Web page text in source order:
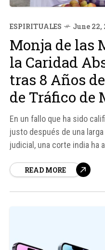
ESPIRITUALES June 22,
Monja de las
la Caridad
tras 8 Años
de Tráfico de
En un fallo que ha sido
justo después de una
judicial, una corte india ha
acusaciones de tráfico de
READ MORE